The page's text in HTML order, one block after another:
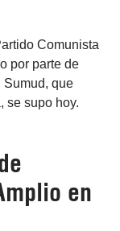
Comunista
por parte de
Sumud, que
se supo hoy.
en